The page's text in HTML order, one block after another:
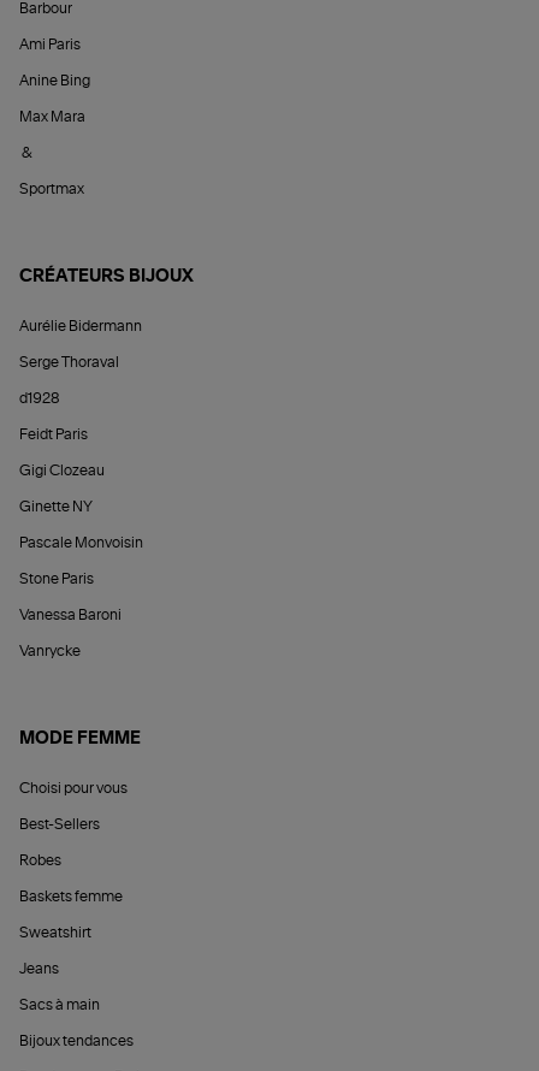
Barbour
Ami Paris
Anine Bing
Max Mara
&
Sportmax
CRÉATEURS BIJOUX
Aurélie Bidermann
Serge Thoraval
d1928
Feidt Paris
Gigi Clozeau
Ginette NY
Pascale Monvoisin
Stone Paris
Vanessa Baroni
Vanrycke
MODE FEMME
Choisi pour vous
Best-Sellers
Robes
Baskets femme
Sweatshirt
Jeans
Sacs à main
Bijoux tendances